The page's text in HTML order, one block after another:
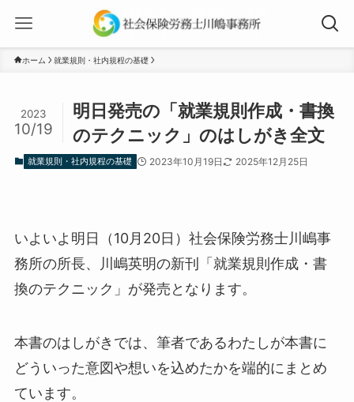
ホーム 就業規則・社内規程の基礎
明日発売の「就業規則作成・書換
のテクニック」のはしがき全文
2023
10/19
就業規則・社内規程の基礎 2023年10月19日 2025年12月25日
いよいよ明日（10月20日）社会保険労務士川嶋事
務所の所長、川嶋英明の新刊「就業規則作成・書
換のテクニック」が発売となります。
本書のはしがきでは、筆者であるわたしが本書に
どういった意図や想いを込めたかを端的にまとめ
ています。